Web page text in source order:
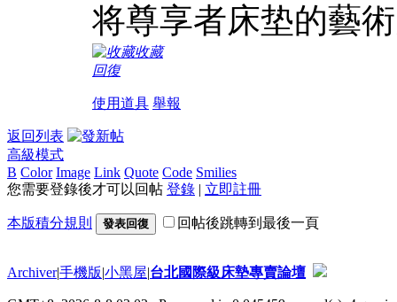
将尊享者床垫的藝
收藏
回復
使用道具 舉報
返回列表
高級模式
B Color Image Link Quote Code Smilies
您需要登錄後才可以回帖 登錄 | 立即註冊
本版積分規則 發表回復 回帖後跳轉到最後一頁
Archiver|手機版|小黑屋|台北國際級床墊專賣論壇